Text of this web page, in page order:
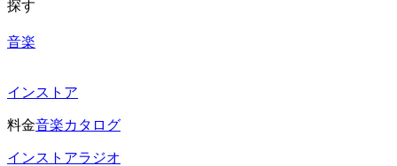
探す
音楽
インストア
料金音楽カタログ
インストアラジオ